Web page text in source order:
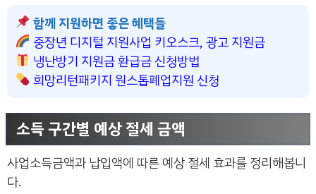
함께 지원하면 좋은 혜택들
중장년 디지털 지원사업 키오스크, 광고 지원금
냉난방기 지원금 환급금 신청방법
희망리턴패키지 원스톱폐업지원 신청
소득 구간별 예상 절세 금액
사업소득금액과 납입액에 따른 예상 절세 효과를 정리해봅니
다.